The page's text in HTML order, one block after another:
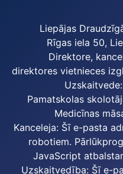
Liepājas
Rīgas iela 50,
Direktore,
direktores vietnieces
Pamatskolas
Medicīnas
Kanceleja: Šī e-pasta
robotiem.
JavaScript
Uzskaitvedība: Šī e-